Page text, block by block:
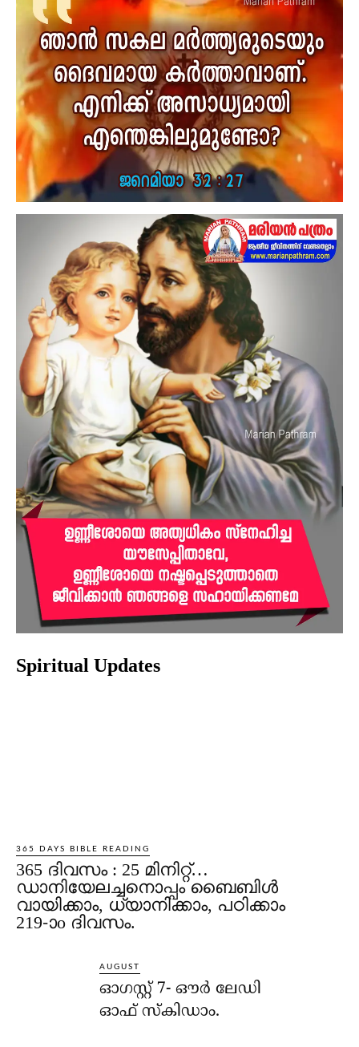
Spiritual Updates
365 DAYS BIBLE READING
365 ദിവസം : 25 മിനിറ്റ്…
ഡാനിയേലച്ചനൊപ്പം ബൈബിൾ
വായിക്കാം, ധ്യാനിക്കാം, പഠിക്കാം
219-ാo ദിവസം.
AUGUST
ഓഗസ്റ്റ് 7- ഔര്‍ ലേഡി
ഓഫ് സ്‌കിഡാം.